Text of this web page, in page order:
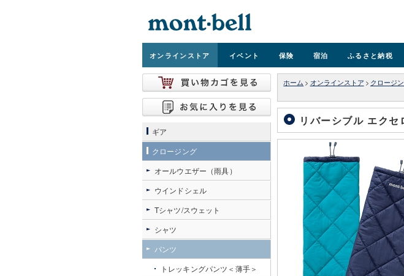
オンラインストア イベント 保険 宿泊 ふるさと納税
ホーム > オンラインストア > クロージ
リバーシブル エク
ギア
クロージング
オールウエザー（雨具）
ウインドシェル
Tシャツ/スウェット
シャツ
パンツ
トレッキングパンツ＜薄手＞